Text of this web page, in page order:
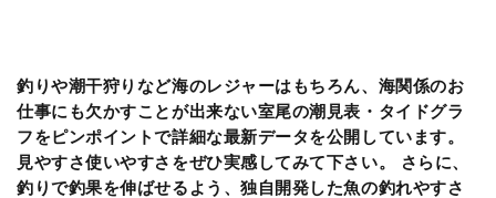
釣りや潮干狩りなど海のレジャーはもちろん、海関係のお
仕事にも欠かすことが出来ない室尾の潮見表・タイドグラ
フをピンポイントで詳細な最新データを公開しています。
見やすさ使いやすさをぜひ実感してみて下さい。 さらに、
釣りで釣果を伸ばせるよう、独自開発した魚の釣れやすさ